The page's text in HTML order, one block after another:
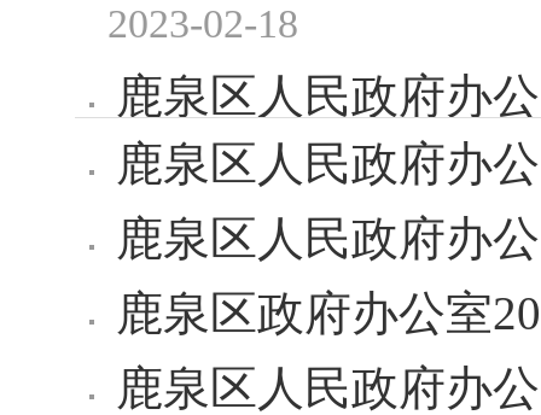
2023-02-18
鹿泉区人民政府办
鹿泉区人民政府办
鹿泉区人民政府办
鹿泉区政府办公室
鹿泉区人民政府办